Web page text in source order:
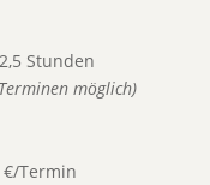
Stunden
möglich)
€/Termin